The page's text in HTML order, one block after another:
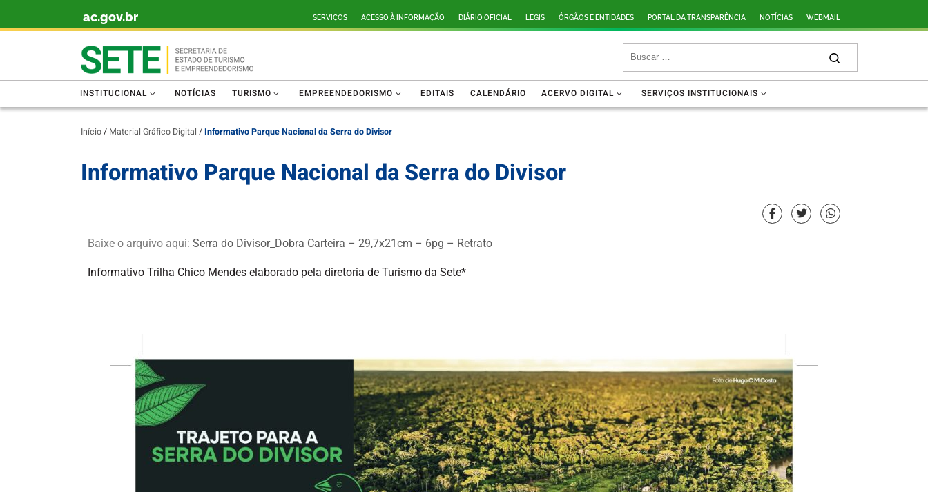
ac.gov.br SERVIÇOS ACESSO À INFORMAÇÃO DIÁRIO OFICIAL LEGIS ÓRGÃOS E ENTIDADES PORTAL DA TRANSPARÊNCIA NOTÍCIAS WEBMAIL
INSTITUCIONAL NOTÍCIAS TURISMO EMPREENDEDORISMO EDITAIS CALENDÁRIO ACERVO DIGITAL SERVIÇOS INSTITUCIONAIS
Início/ Material Gráfico Digital /Informativo Parque Nacional da Serra do Divisor
Informativo Parque Nacional da Serra do Divisor
Baixe o arquivo aqui: Serra do Divisor_Dobra Carteira – 29,7x21cm – 6pg – Retrato
Informativo Trilha Chico Mendes elaborado pela diretoria de Turismo da Sete*